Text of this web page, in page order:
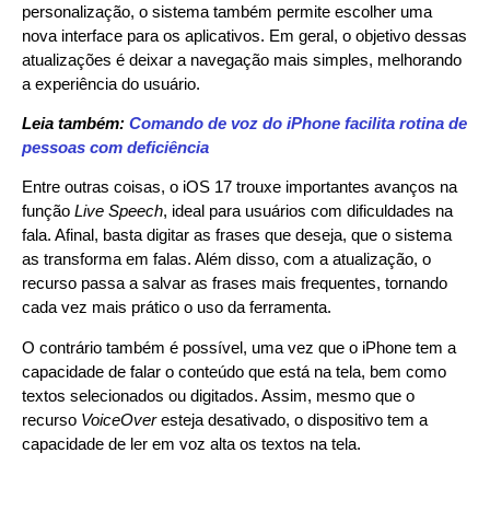
personalização, o sistema também permite escolher uma
nova interface para os aplicativos. Em geral, o objetivo dessas
atualizações é deixar a navegação mais simples, melhorando
a experiência do usuário.
Leia também: Comando de voz do iPhone facilita rotina de
pessoas com deficiência
Entre outras coisas, o iOS 17 trouxe importantes avanços na
função Live Speech, ideal para usuários com dificuldades na
fala. Afinal, basta digitar as frases que deseja, que o sistema
as transforma em falas. Além disso, com a atualização, o
recurso passa a salvar as frases mais frequentes, tornando
cada vez mais prático o uso da ferramenta.
O contrário também é possível, uma vez que o iPhone tem a
capacidade de falar o conteúdo que está na tela, bem como
textos selecionados ou digitados. Assim, mesmo que o
recurso VoiceOveresteja desativado, o dispositivo tem a
capacidade de ler em voz alta os textos na tela.